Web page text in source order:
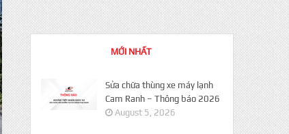
MỚI NHẤT
Sửa chữa thùng xe máy lạnh
Cam Ranh – Thông báo 2026
August 5, 2026